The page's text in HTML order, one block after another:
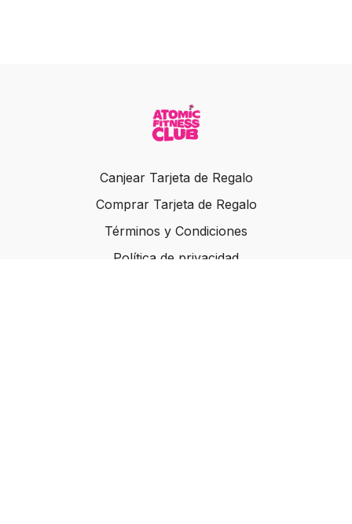
Canjear Tarjeta de Regalo
Comprar Tarjeta de Regalo
Términos y Condiciones
Política de privacidad